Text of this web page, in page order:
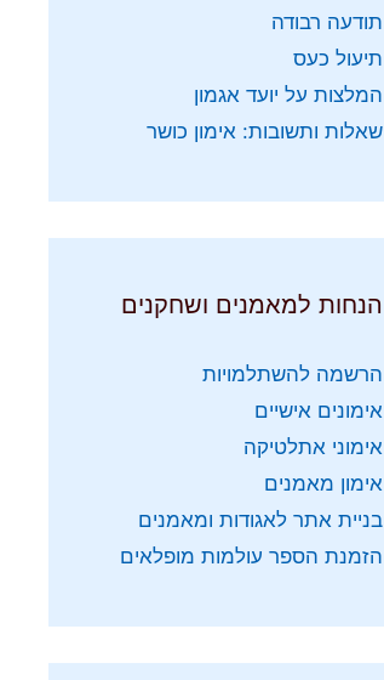
תודעה רבודה
תיעול כעס
המלצות על יועד אגמון
שאלות ותשובות: אימון כושר
הנחות למאמנים ושחקנים
הרשמה להשתלמויות
אימונים אישיים
אימוני אתלטיקה
אימון מאמנים
בניית אתר לאגודות ומאמנים
הזמנת הספר עולמות מופלאים